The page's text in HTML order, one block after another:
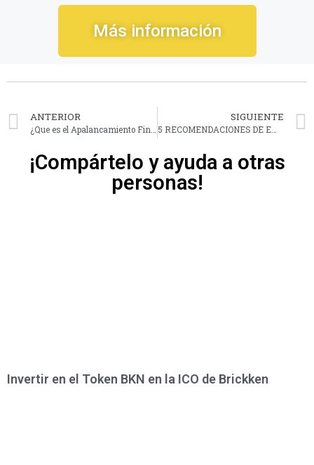
Más información
ANTERIOR SIGUIENTE
5 RECOMENDACIONES DE EMPRESAS PARA INVERTIR A LARGO PLAZO
¡Compártelo y ayuda a otras
personas!
Invertir en el Token BKN en la ICO de Brickken